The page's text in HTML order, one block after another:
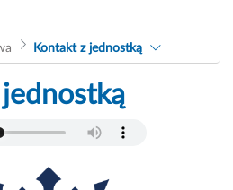
Kontakt z jednostką